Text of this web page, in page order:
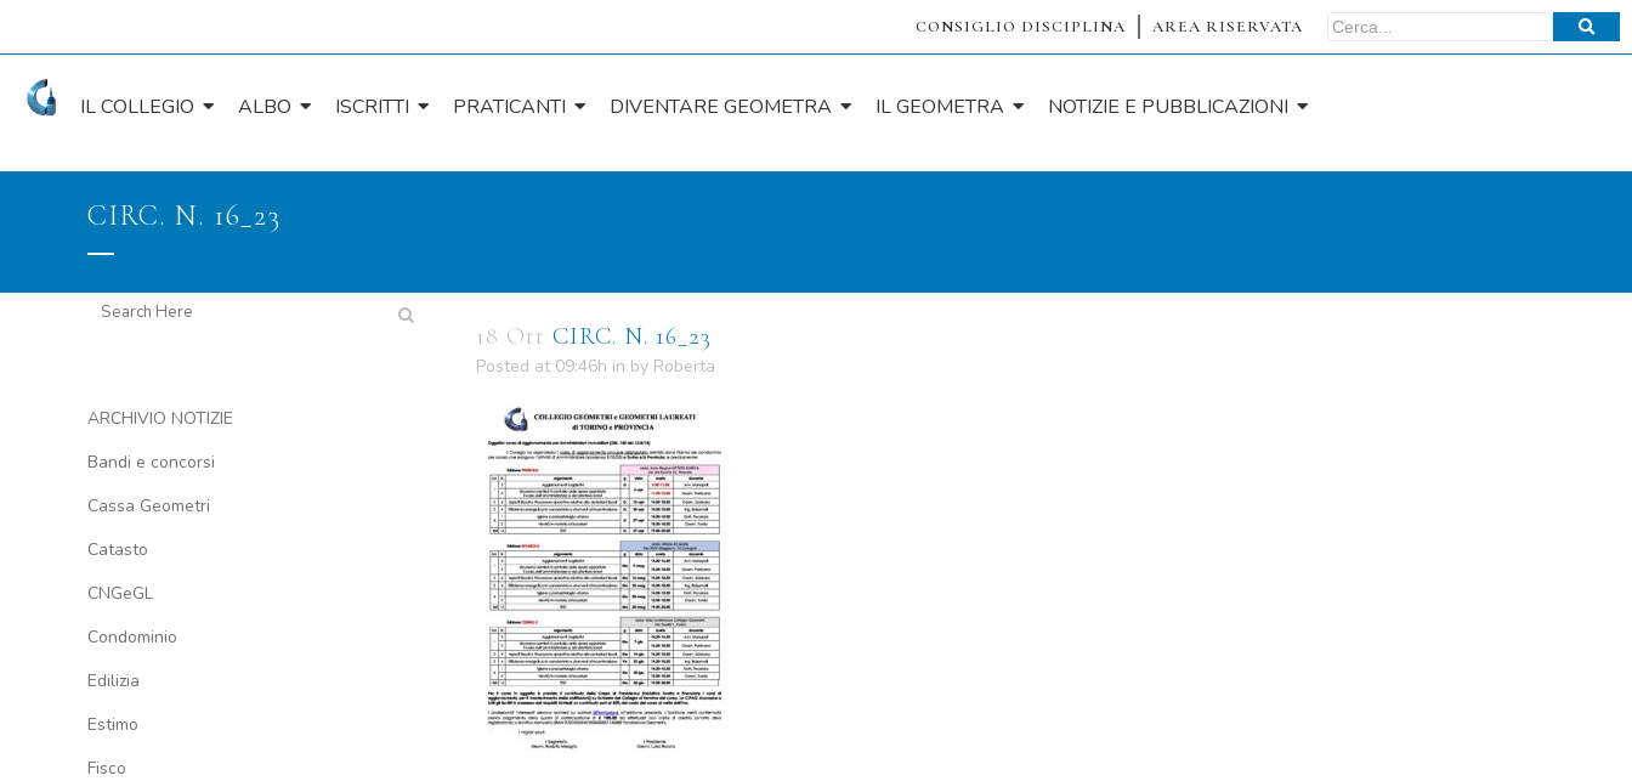
CONSIGLIO DISCIPLINA AREA RISERVATA
IL COLLEGIO ALBO ISCRITTI PRATICANTI DIVENTARE GEOMETRA IL GEOMETRA NOTIZIE E PUBBLICAZIONI
CIRC. N. 16_23
ARCHIVIO NOTIZIE
Bandi e concorsi
Cassa Geometri
Catasto
CNGeGL
Condominio
Edilizia
Estimo
Fisco
18 Ott CIRC. N. 16_23
Posted at 09:46h in by Roberta